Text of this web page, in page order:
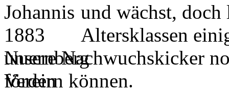
und wächst,
Altersklassen
unsere Nachwuchskicker
fördern können.